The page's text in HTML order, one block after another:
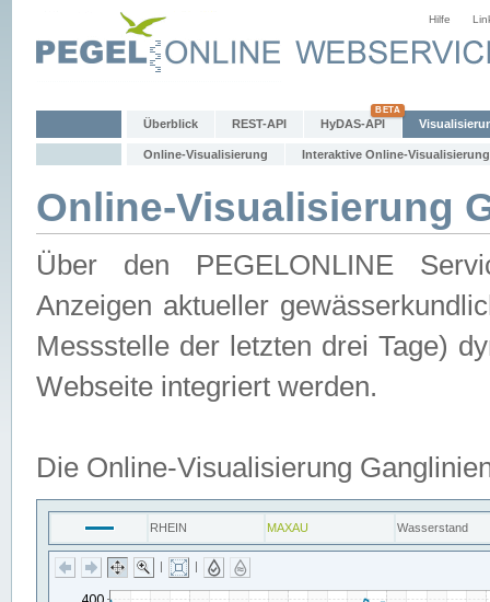
Hilfe
Überblick REST-API HyDAS-API
Online-Visualisierung Interaktive Online-Visualisierung
Online-Visualisierung
Über den PEGELONLINE
Anzeigen aktueller
Messstelle der letzten drei Tage)
Webseite integriert werden.
Die Online-Visualisierung